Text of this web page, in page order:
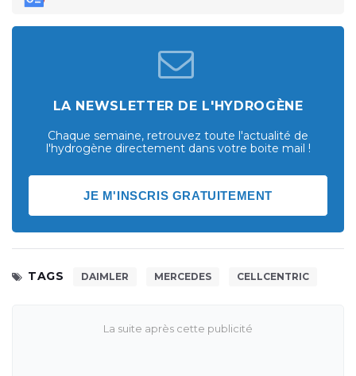
LA NEWSLETTER DE L'HYDROGÈNE
Chaque semaine, retrouvez toute l'actualité de
l'hydrogène directement dans votre boite mail !
JE M'INSCRIS GRATUITEMENT
TAGS DAIMLER MERCEDES CELLCENTRIC